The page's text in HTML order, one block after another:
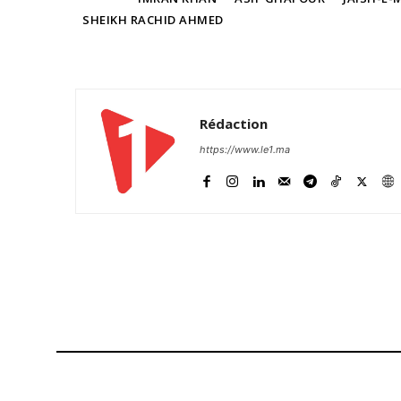
d’un regain de tension en Asie du
Rabat et Riyadh guettent aux
In "Monde"
SHEIKH RACHID AHMED
Rédaction
https://www.le1.ma